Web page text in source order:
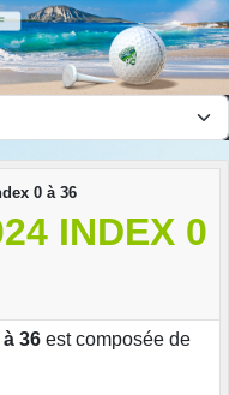
0 à 36
INDEX 0
36 est composée de